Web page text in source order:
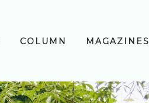
COLUMN MAGAZINES